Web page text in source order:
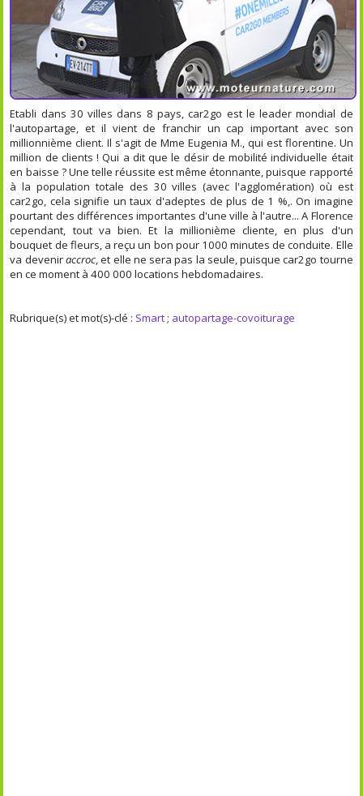
Etabli dans 30 villes dans 8 pays, car2go est le leader mondial de
l'autopartage, et il vient de franchir un cap important avec son
millionnième client. Il s'agit de Mme Eugenia M., qui est florentine. Un
million de clients ! Qui a dit que le désir de mobilité individuelle était
en baisse ? Une telle réussite est même étonnante, puisque rapporté
à la population totale des 30 villes (avec l'agglomération) où est
car2go, cela signifie un taux d'adeptes de plus de 1 %,. On imagine
pourtant des différences importantes d'une ville à l'autre... A Florence
cependant, tout va bien. Et la millionième cliente, en plus d'un
bouquet de fleurs, a reçu un bon pour 1000 minutes de conduite. Elle
va deveniraccroc , et elle ne sera pas la seule, puisque car2go tourne
en ce moment à 400 000 locations hebdomadaires.
Rubrique(s) et mot(s)-clé : Smart ; autopartage-covoiturage